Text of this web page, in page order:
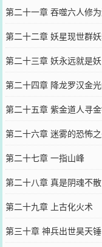
第二十一章 吞噬六人修
第二十二章 妖星现世群
第二十三章 妖永远就是妖
第二十四章 降龙罗汉金
第二十五章 紫金道人寻
第二十六章 迷雾的恐怖
第二十七章 一指山峰
第二十八章 真是阴魂不散
第二十九章 上古化火术
第三十章 神兵出世昊天锤